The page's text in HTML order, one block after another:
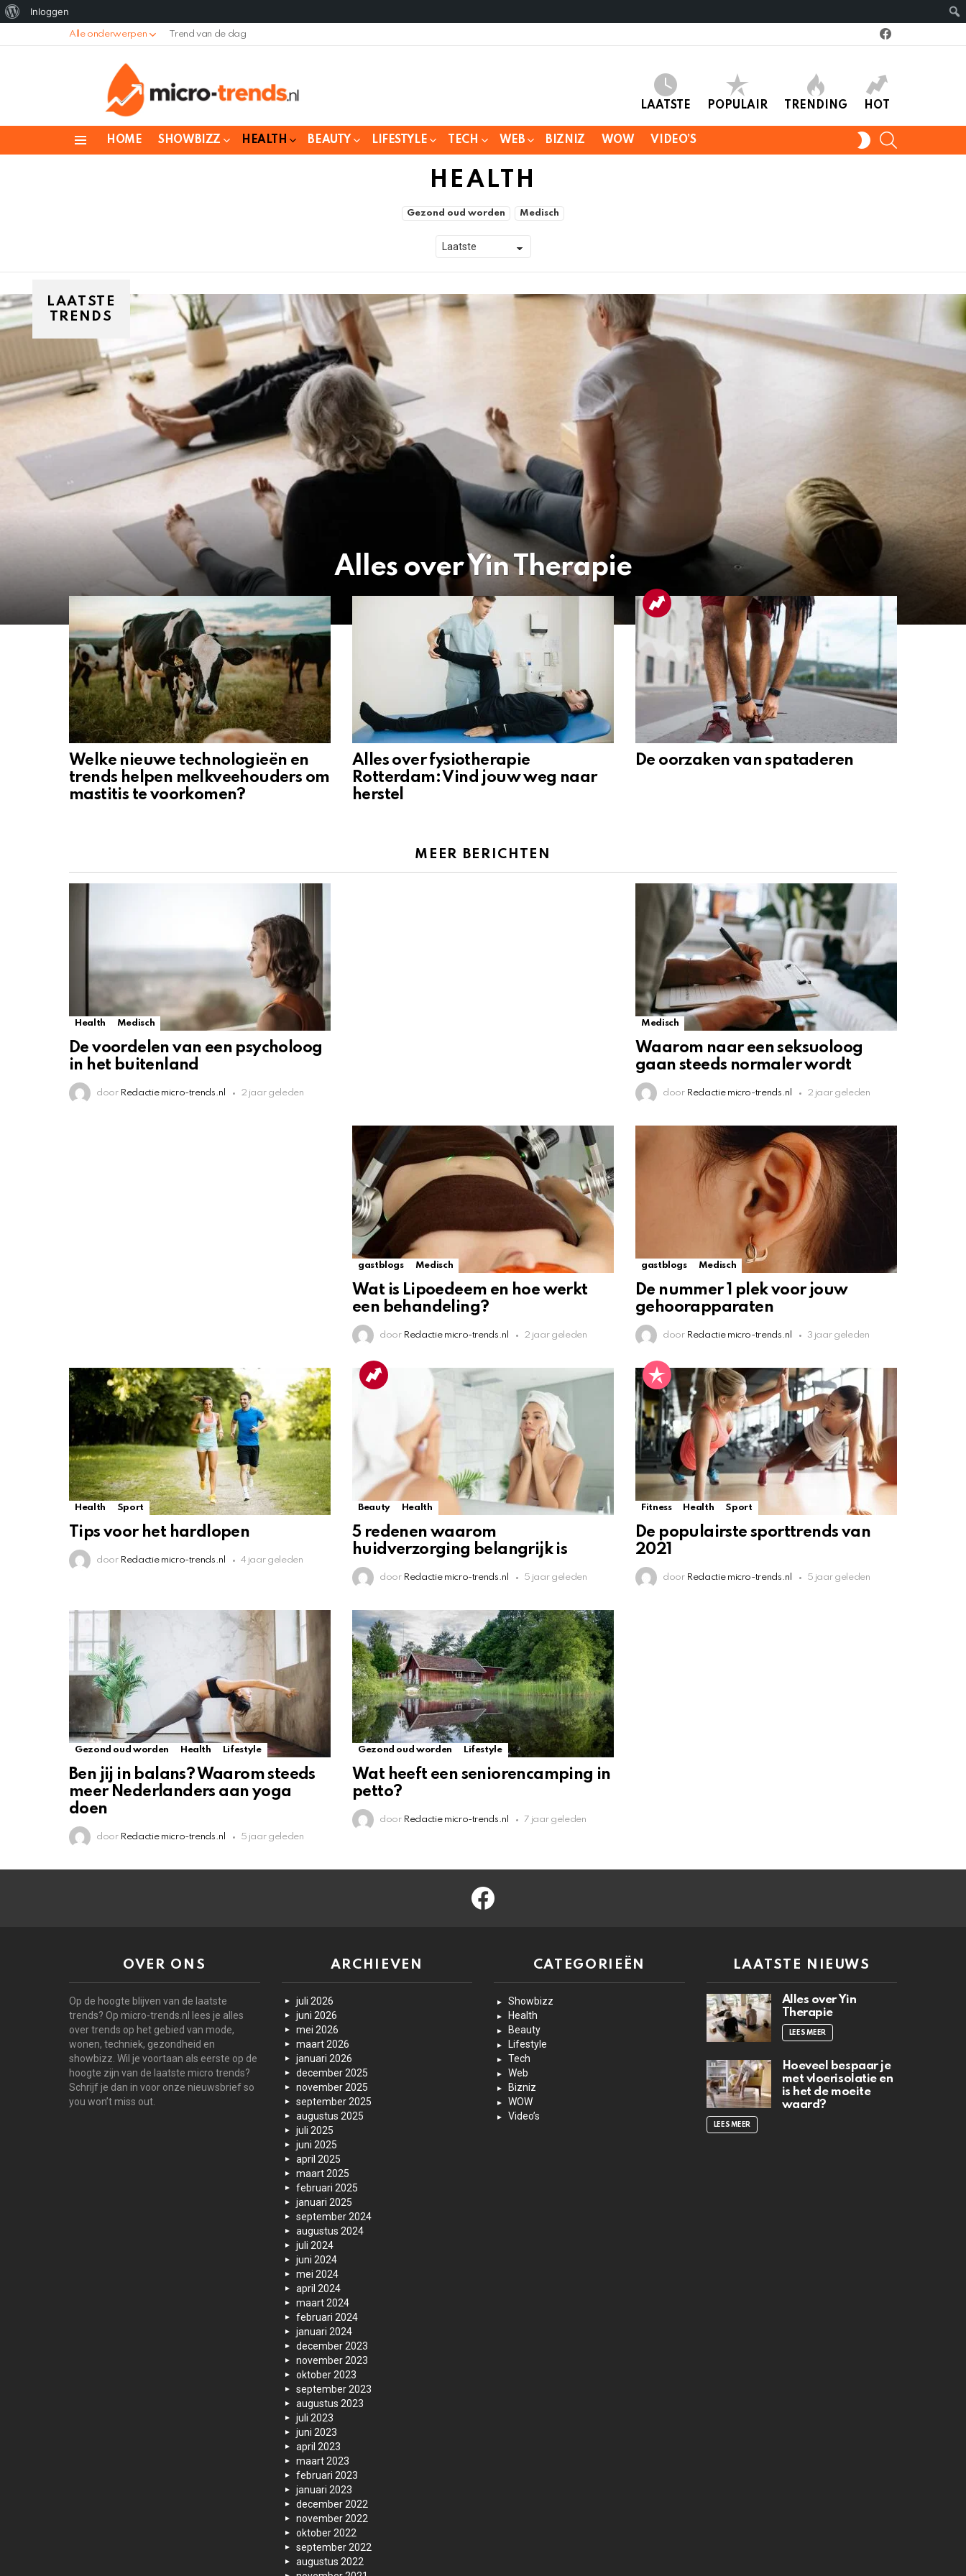
Alle onderwerpen Trend van de dag
LAATSTE POPULAIR TRENDING HOT
HOME SHOWBIZZ HEALTH BEAUTY LIFESTYLE TECH WEB BIZNIZ WOW VIDEO’S
SWITCH
SKIN
HEALTH
Gezond oud worden Medisch
LAATSTE
TRENDS
Alles over Yin Therapie
Welke nieuwe technologieën en
trends helpen melkveehouders om
mastitis te voorkomen?
Alles over fysiotherapie
Rotterdam: Vind jouw weg naar
herstel
De oorzaken van spataderen
MEER BERICHTEN
Health Medisch
De voordelen van een psycholoog
in het buitenland
door Redactie micro-trends.nl 2 jaar geleden
Medisch
Waarom naar een seksuoloog
gaan steeds normaler wordt
door Redactie micro-trends.nl 2 jaar geleden
gastblogs Medisch
Wat is Lipoedeem en hoe werkt
een behandeling?
door Redactie micro-trends.nl 2 jaar geleden
gastblogs Medisch
De nummer 1 plek voor jouw
gehoorapparaten
door Redactie micro-trends.nl 3 jaar geleden
Health Sport
Tips voor het hardlopen
door Redactie micro-trends.nl 4 jaar geleden
Beauty Health
5 redenen waarom
huidverzorging belangrijk is
door Redactie micro-trends.nl 5 jaar geleden
Fitness Health Sport
De populairste sporttrends van
2021
door Redactie micro-trends.nl 5 jaar geleden
Gezond oud worden Health Lifestyle
Ben jij in balans? Waarom steeds
meer Nederlanders aan yoga
doen
door Redactie micro-trends.nl 5 jaar geleden
Gezond oud worden Lifestyle
Wat heeft een seniorencamping in
petto?
door Redactie micro-trends.nl 7 jaar geleden
facebook
OVER ONS
Op de hoogte blijven van de laatste
trends? Op micro-trends.nl lees je alles
over trends op het gebied van mode,
wonen, techniek, gezondheid en
showbizz. Wil je voortaan als eerste op de
hoogte zijn van de laatste micro trends?
Schrijf je dan in voor onze nieuwsbrief so
you won’t miss out.
ARCHIEVEN
juli 2026
juni 2026
mei 2026
maart 2026
januari 2026
december 2025
november 2025
september 2025
augustus 2025
juli 2025
juni 2025
april 2025
maart 2025
februari 2025
januari 2025
september 2024
augustus 2024
juli 2024
juni 2024
mei 2024
april 2024
maart 2024
februari 2024
januari 2024
december 2023
november 2023
oktober 2023
september 2023
augustus 2023
juli 2023
juni 2023
april 2023
maart 2023
februari 2023
januari 2023
december 2022
november 2022
oktober 2022
september 2022
augustus 2022
CATEGORIEËN
Showbizz
Health
Beauty
Lifestyle
Tech
Web
Bizniz
WOW
Video’s
LAATSTE NIEUWS
Alles over Yin
Therapie
LEES MEER
Hoeveel bespaar je
met vloerisolatie en
is het de moeite
waard?
LEES MEER
Over
Inloggen